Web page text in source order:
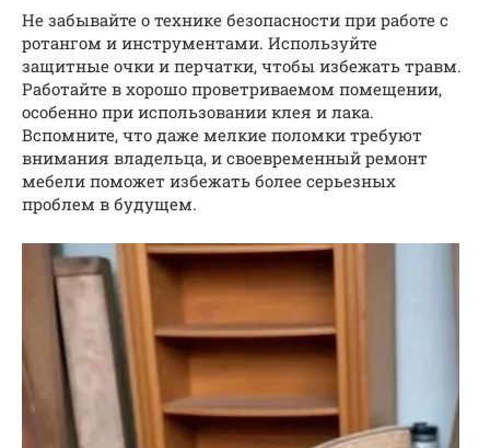
Не забывайте о технике безопасности при работе с
ротангом и инструментами. Используйте
защитные очки и перчатки, чтобы избежать травм.
Работайте в хорошо проветриваемом помещении,
особенно при использовании клея и лака.
Вспомните, что даже мелкие поломки требуют
внимания владельца, и своевременный ремонт
мебели поможет избежать более серьезных
проблем в будущем.